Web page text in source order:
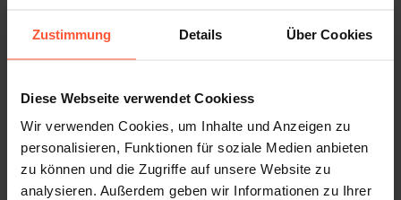
Zustimmung Details Über Cookies
Diese Webseite verwendet Cookiess
Wir verwenden Cookies, um Inhalte und Anzeigen zu
personalisieren, Funktionen für soziale Medien anbieten
zu können und die Zugriffe auf unsere Website zu
analysieren. Außerdem geben wir Informationen zu Ihrer
Développez votre présence dans la
région du Golfe avec GWC